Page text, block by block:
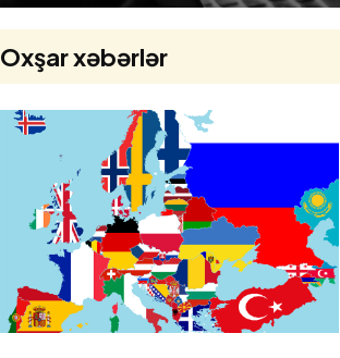
Oxşar xəbərlər